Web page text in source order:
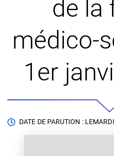
de la
médico-
1er
DATE DE PARUTION : LE